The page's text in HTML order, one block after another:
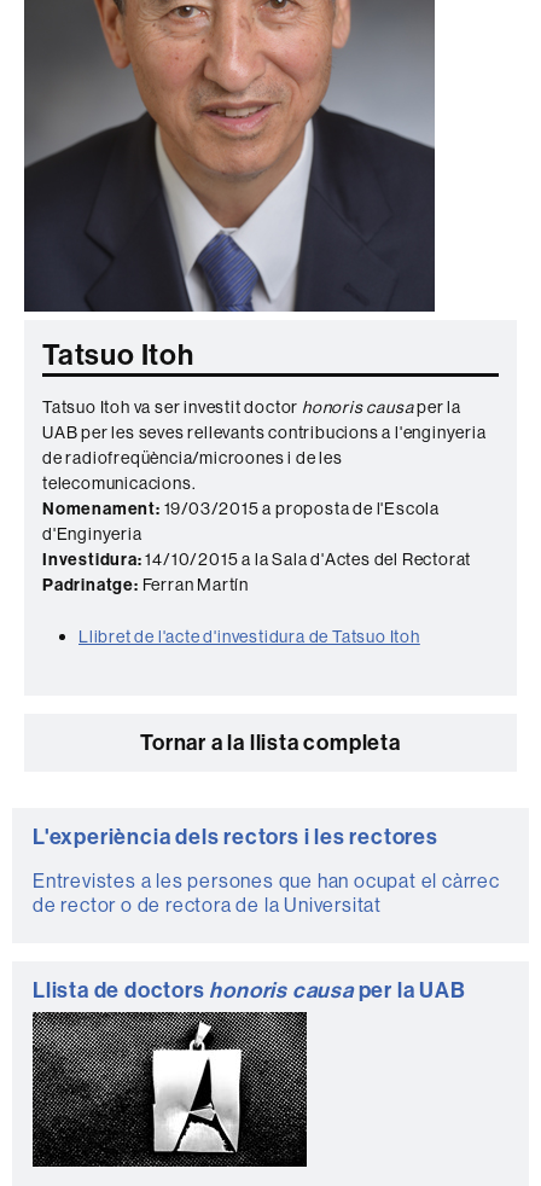
Tatsuo Itoh
Tatsuo Itoh va ser investit doctor honoris causaper la
UAB per les seves rellevants contribucions a l'enginyeria
de radiofreqüència/microones i de les
telecomunicacions.
Nomenament: 19/03/2015 a proposta de l'Escola
d'Enginyeria
Investidura:14/10/2015 a la Sala d'Actes del Rectorat
Padrinatge: Ferran Martín
Llibret de l'acte d'investidura de Tatsuo Itoh
Tornar a la llista completa
Informació
complementària
L'experiència dels rectors i les rectores
Entrevistes a les persones que han ocupat el càrrec
de rector o de rectora de la Universitat
Llista de doctors honoris causaper la UAB